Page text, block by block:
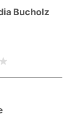
Bucholz